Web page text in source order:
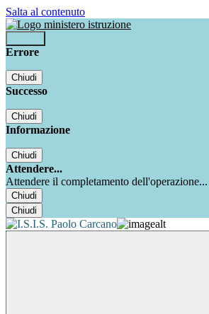
Salta al contenuto
Errore
Chiudi
Successo
Chiudi
Informazione
Chiudi
Attendere...
Attendere il completamento dell'operazione...
Chiudi
Chiudi